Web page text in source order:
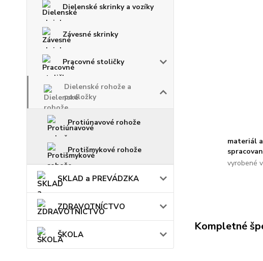
Dielenské skrinky a vozíky
Závesné skrinky
Pracovné stoličky
Dielenské rohože a
podložky
Protiúnavové rohože
Protišmykové rohože
SKLAD a PREVÁDZKA
ZDRAVOTNÍCTVO
ŠKOLA
materiál a
vyrobené
Kompletné